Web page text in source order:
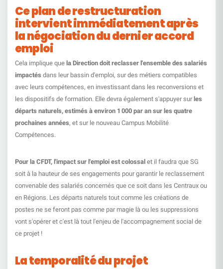
Ce plan de restructuration
intervient immédiatement après
la négociation du dernier accord
emploi
Cela implique que la Direction doit reclasser l'ensemble des salariés
impactés dans leur bassin d'emploi, sur des métiers compatibles
avec leurs compétences, en investissant dans les reconversions et
les dispositifs de formation. Elle devra également s'appuyer sur les
départs naturels, estimés à environ 1 000 par an sur les quatre
prochaines années, et sur le nouveau Campus Mobilité
Compétences.
Pour la CFDT, l'impact sur l'emploi est colossal et il faudra que SG
soit à la hauteur de ses engagements pour garantir le reclassement
convenable des salariés concernés que ce soit dans les Centraux ou
en Régions. Les départs naturels tout comme les créations de
postes ne se feront pas comme par magie là ou les suppressions
vont s'opérer et c'est là tout l'enjeu de l'accompagnement social de
ce projet !
La temporalité du projet